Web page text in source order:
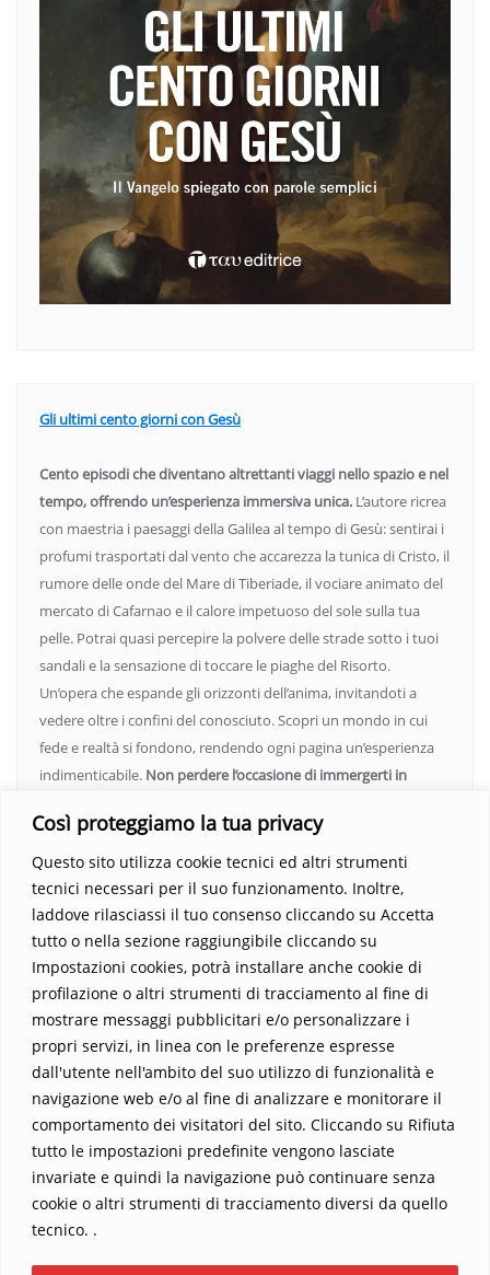
Così proteggiamo la tua privacy
Questo sito utilizza cookie tecnici ed altri strumenti
tecnici necessari per il suo funzionamento. Inoltre,
laddove rilasciassi il tuo consenso cliccando su Accetta
tutto o nella sezione raggiungibile cliccando su
Impostazioni cookies, potrà installare anche cookie di
profilazione o altri strumenti di tracciamento al fine di
mostrare messaggi pubblicitari e/o personalizzare i
propri servizi, in linea con le preferenze espresse
dall'utente nell'ambito del suo utilizzo di funzionalità e
navigazione web e/o al fine di analizzare e monitorare il
comportamento dei visitatori del sito. Cliccando su Rifiuta
tutto le impostazioni predefinite vengono lasciate
invariate e quindi la navigazione può continuare senza
cookie o altri strumenti di tracciamento diversi da quello
tecnico. .
Gli ultimi cento giorni con Gesù
Cento episodi che diventano altrettanti viaggi nello spazio e nel
tempo, offrendo un’esperienza immersiva unica. L’autore ricrea
con maestria i paesaggi della Galilea al tempo di Gesù: sentirai i
profumi trasportati dal vento che accarezza la tunica di Cristo, il
rumore delle onde del Mare di Tiberiade, il vociare animato del
mercato di Cafarnao e il calore impetuoso del sole sulla tua
pelle. Potrai quasi percepire la polvere delle strade sotto i tuoi
sandali e la sensazione di toccare le piaghe del Risorto.
Un’opera che espande gli orizzonti dell’anima, invitandoti a
vedere oltre i confini del conosciuto. Scopri un mondo in cui
fede e realtà si fondono, rendendo ogni pagina un’esperienza
indimenticabile. Non perdere l’occasione di immergerti in
Parola trasformi la tua vita.
Home Contatti
Sostieni La Buona Parola – dona 5 €, 10 €, 25 €… il tuo contributo
conta
Chi sono? Alessandro Ginotta, scrittore
I viaggi dell’anima
Catechesi
Copyright ©2026 La buona Parola . All rights reserved.